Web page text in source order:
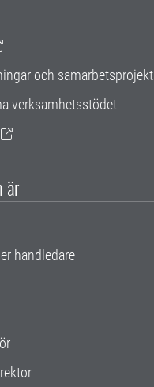
och samarbetsprojekt
verksamhetsstödet
är
handledare